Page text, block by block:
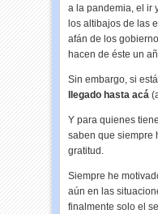
a la pandemia, el ir
los altibajos de las
afán de los
hacen de éste un
Sin embargo, si
llegado hasta acá
Y para quienes
saben que siempre
gratitud.
Siempre he
aún en las
finalmente solo el